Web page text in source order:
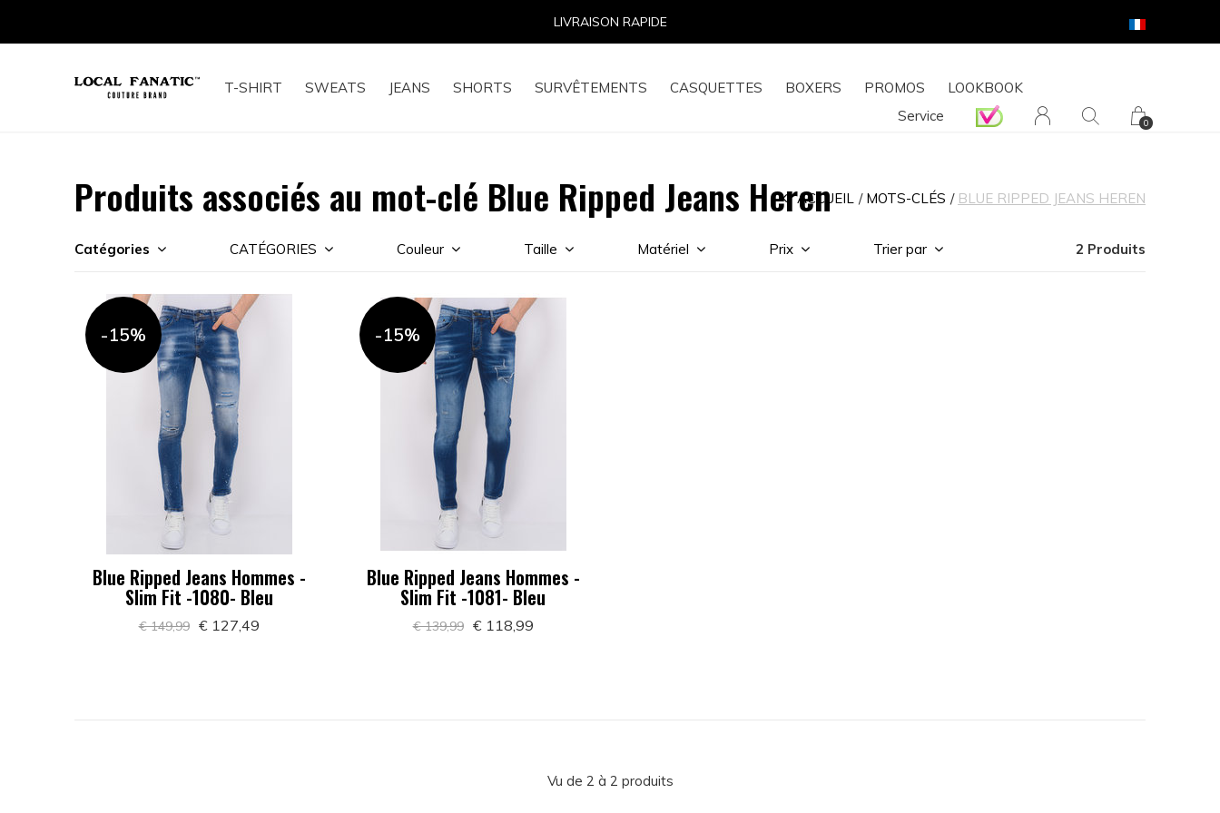
T-SHIRT SWEATS JEANS SHORTS SURVÊTEMENTS CASQUETTES BOXERS PROMOS
LOOKBOOK
Service
0
LIVRAISON RAPIDE
Produits associés au mot-clé Blue Ripped Jeans Heren
ACCUEIL MOTS-CLÉS BLUE RIPPED JEANS HEREN
Catégories CATÉGORIES Couleur Taille Matériel Prix Trier par 2 Produits
-15%
Blue Ripped Jeans Hommes -
Slim Fit -1080- Bleu
€ 149,99 € 127,49
-15%
Blue Ripped Jeans Hommes -
Slim Fit -1081- Bleu
€ 139,99 € 118,99
Vu de 2 à 2 produits